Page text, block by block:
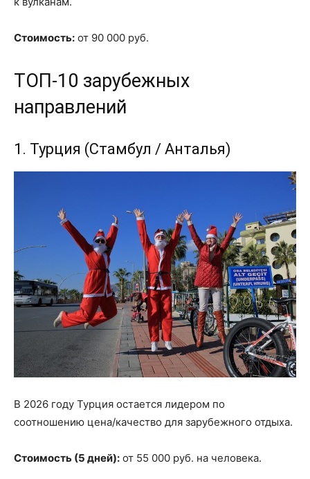
Стоимость: от 90 000 руб.
ТОП-10 зарубежных
направлений
1. Турция (Стамбул / Анталья)
В 2026 году Турция остается лидером по
соотношению цена/качество для зарубежного отдыха.
Стоимость (5 дней): от 55 000 руб. на человека.